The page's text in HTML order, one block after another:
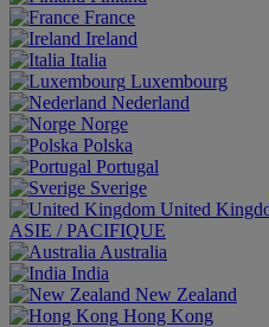
France
Ireland
Italia
Luxembourg
Nederland
Norge
Polska
Portugal
Sverige
United
ASIE / PACIFIQUE
Australia
India
New Zealand
Hong Kong